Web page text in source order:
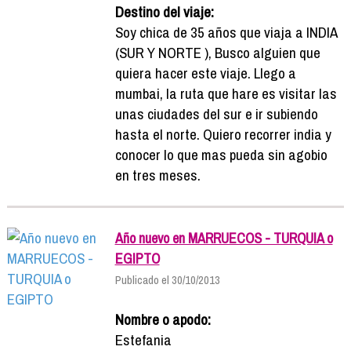
Destino del viaje:
Soy chica de 35 años que viaja a INDIA
(SUR Y NORTE ), Busco alguien que
quiera hacer este viaje. Llego a
mumbai, la ruta que hare es visitar las
unas ciudades del sur e ir subiendo
hasta el norte. Quiero recorrer india y
conocer lo que mas pueda sin agobio
en tres meses.
Año nuevo en MARRUECOS - TURQUIA o
EGIPTO
Publicado el 30/10/2013
Nombre o apodo:
Estefania